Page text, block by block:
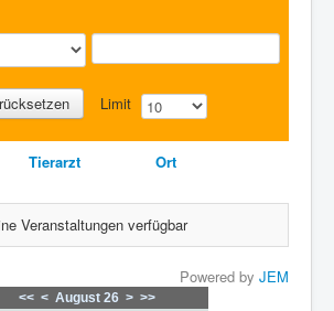
Limit
Tierarzt
Ort
Veranstaltungen verfügbar
Powered by JEM
<< < August 26 > >>